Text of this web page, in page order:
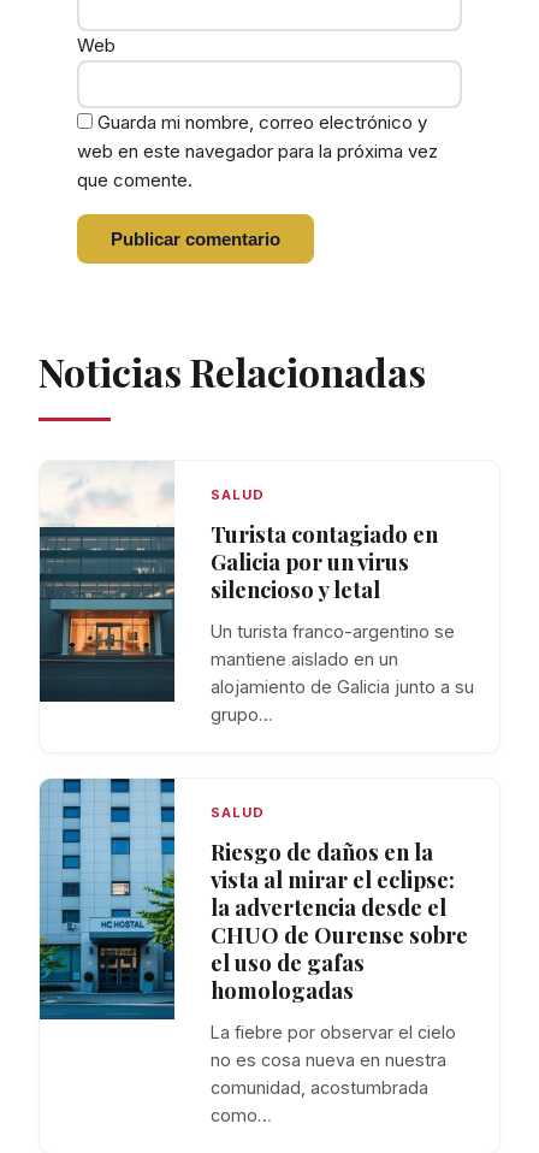
Web
Guarda mi nombre, correo electrónico y
web en este navegador para la próxima vez
que comente.
Noticias Relacionadas
SALUD
Turista contagiado en
Galicia por un virus
silencioso y letal
Un turista franco-argentino se
mantiene aislado en un
alojamiento de Galicia junto a su
grupo…
SALUD
Riesgo de daños en la
vista al mirar el eclipse:
la advertencia desde el
CHUO de Ourense sobre
el uso de gafas
homologadas
La fiebre por observar el cielo
no es cosa nueva en nuestra
comunidad, acostumbrada
como…